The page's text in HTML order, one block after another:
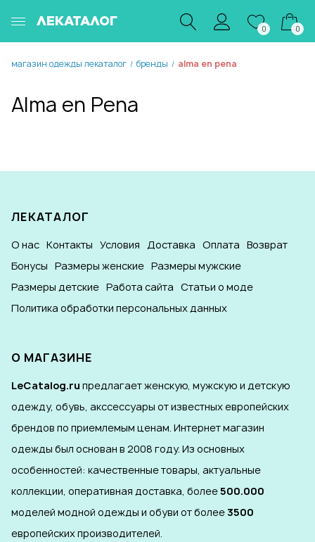
ЛЕКАТАЛОГ
0 0
магазин одежды лекаталог / бренды / alma en pena
Alma en Pena
ЛЕКАТАЛОГ
О нас Контакты Условия Доставка Оплата Возврат
Бонусы Размеры женские Размеры мужские
Размеры детские Работа сайта Статьи о моде
Политика обработки персональных данных
О МАГАЗИНЕ
LeCatalog.ru предлагает женскую, мужскую и детскую
одежду, обувь, акссессуары от известных европейских
брендов по приемлемым ценам. Интернет магазин
одежды был основан в 2008 году. Из основных
особенностей: качественные товары, актуальные
коллекции, оперативная доставка, более500.000
моделей модной одежды и обуви от более3500
европейских производителей.